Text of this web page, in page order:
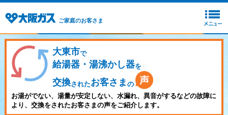
ご家庭のお客さま
大東市で
給湯器・湯沸かし器を
交換されたお客さま の
お湯がでない、湯量が安定しない、水漏れ、異音がするなどの故障に
より、交換をされたお客さまの声をご紹介します。